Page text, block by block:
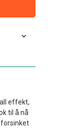
effekt,
til å nå
forsinket